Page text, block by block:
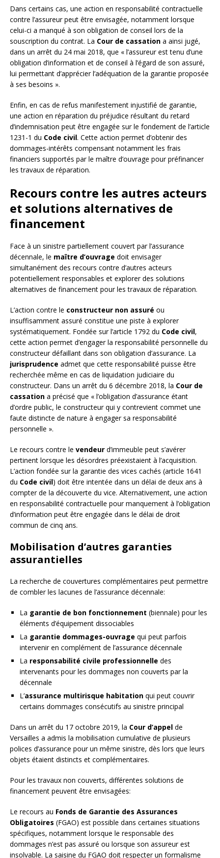
Dans certains cas, une action en responsabilité contractuelle
contre l’assureur peut être envisagée, notamment lorsque
celui-ci a manqué à son obligation de conseil lors de la
souscription du contrat. La Cour de cassation a ainsi jugé,
dans un arrêt du 24 mai 2018, que « l’assureur est tenu d’une
obligation d’information et de conseil à l’égard de son assuré,
lui permettant d’apprécier l’adéquation de la garantie proposée
à ses besoins ».
Enfin, en cas de refus manifestement injustifié de garantie,
une action en réparation du préjudice résultant du retard
d’indemnisation peut être engagée sur le fondement de l’article
1231-1 du Code civil. Cette action permet d’obtenir des
dommages-intérêts compensant notamment les frais
financiers supportés par le maître d’ouvrage pour préfinancer
les travaux de réparation.
Recours contre les autres acteurs
et solutions alternatives de
financement
Face à un sinistre partiellement couvert par l’assurance
décennale, le maître d’ouvrage doit envisager
simultanément des recours contre d’autres acteurs
potentiellement responsables et explorer des solutions
alternatives de financement pour les travaux de réparation.
L’action contre le constructeur non assuré ou
insuffisamment assuré constitue une piste à explorer
systématiquement. Fondée sur l’article 1792 du Code civil,
cette action permet d’engager la responsabilité personnelle du
constructeur défaillant dans son obligation d’assurance. La
jurisprudence admet que cette responsabilité puisse être
recherchée même en cas de liquidation judiciaire du
constructeur. Dans un arrêt du 6 décembre 2018, la Cour de
cassation a précisé que « l’obligation d’assurance étant
d’ordre public, le constructeur qui y contrevient commet une
faute distincte de nature à engager sa responsabilité
personnelle ».
Le recours contre le vendeur d’immeuble peut s’avérer
pertinent lorsque les désordres préexistaient à l’acquisition.
L’action fondée sur la garantie des vices cachés (article 1641
du Code civil) doit être intentée dans un délai de deux ans à
compter de la découverte du vice. Alternativement, une action
en responsabilité contractuelle pour manquement à l’obligation
d’information peut être engagée dans le délai de droit
commun de cinq ans.
Mobilisation d’autres garanties
assurantielles
La recherche de couvertures complémentaires peut permettre
de combler les lacunes de l’assurance décennale:
La garantie de bon fonctionnement (biennale) pour les
éléments d’équipement dissociables
La garantie dommages-ouvrage qui peut parfois
intervenir en complément de l’assurance décennale
La responsabilité civile professionnelle des
intervenants pour les dommages non couverts par la
décennale
L’assurance multirisque habitation qui peut couvrir
certains dommages consécutifs au sinistre principal
Dans un arrêt du 17 octobre 2019, la Cour d’appel de
Versailles a admis la mobilisation cumulative de plusieurs
polices d’assurance pour un même sinistre, dès lors que leurs
objets étaient distincts et complémentaires.
Pour les travaux non couverts, différentes solutions de
financement peuvent être envisagées:
Le recours au Fonds de Garantie des Assurances
Obligatoires (FGAO) est possible dans certaines situations
spécifiques, notamment lorsque le responsable des
dommages n’est pas assuré ou lorsque son assureur est
insolvable. La saisine du FGAO doit respecter un formalisme